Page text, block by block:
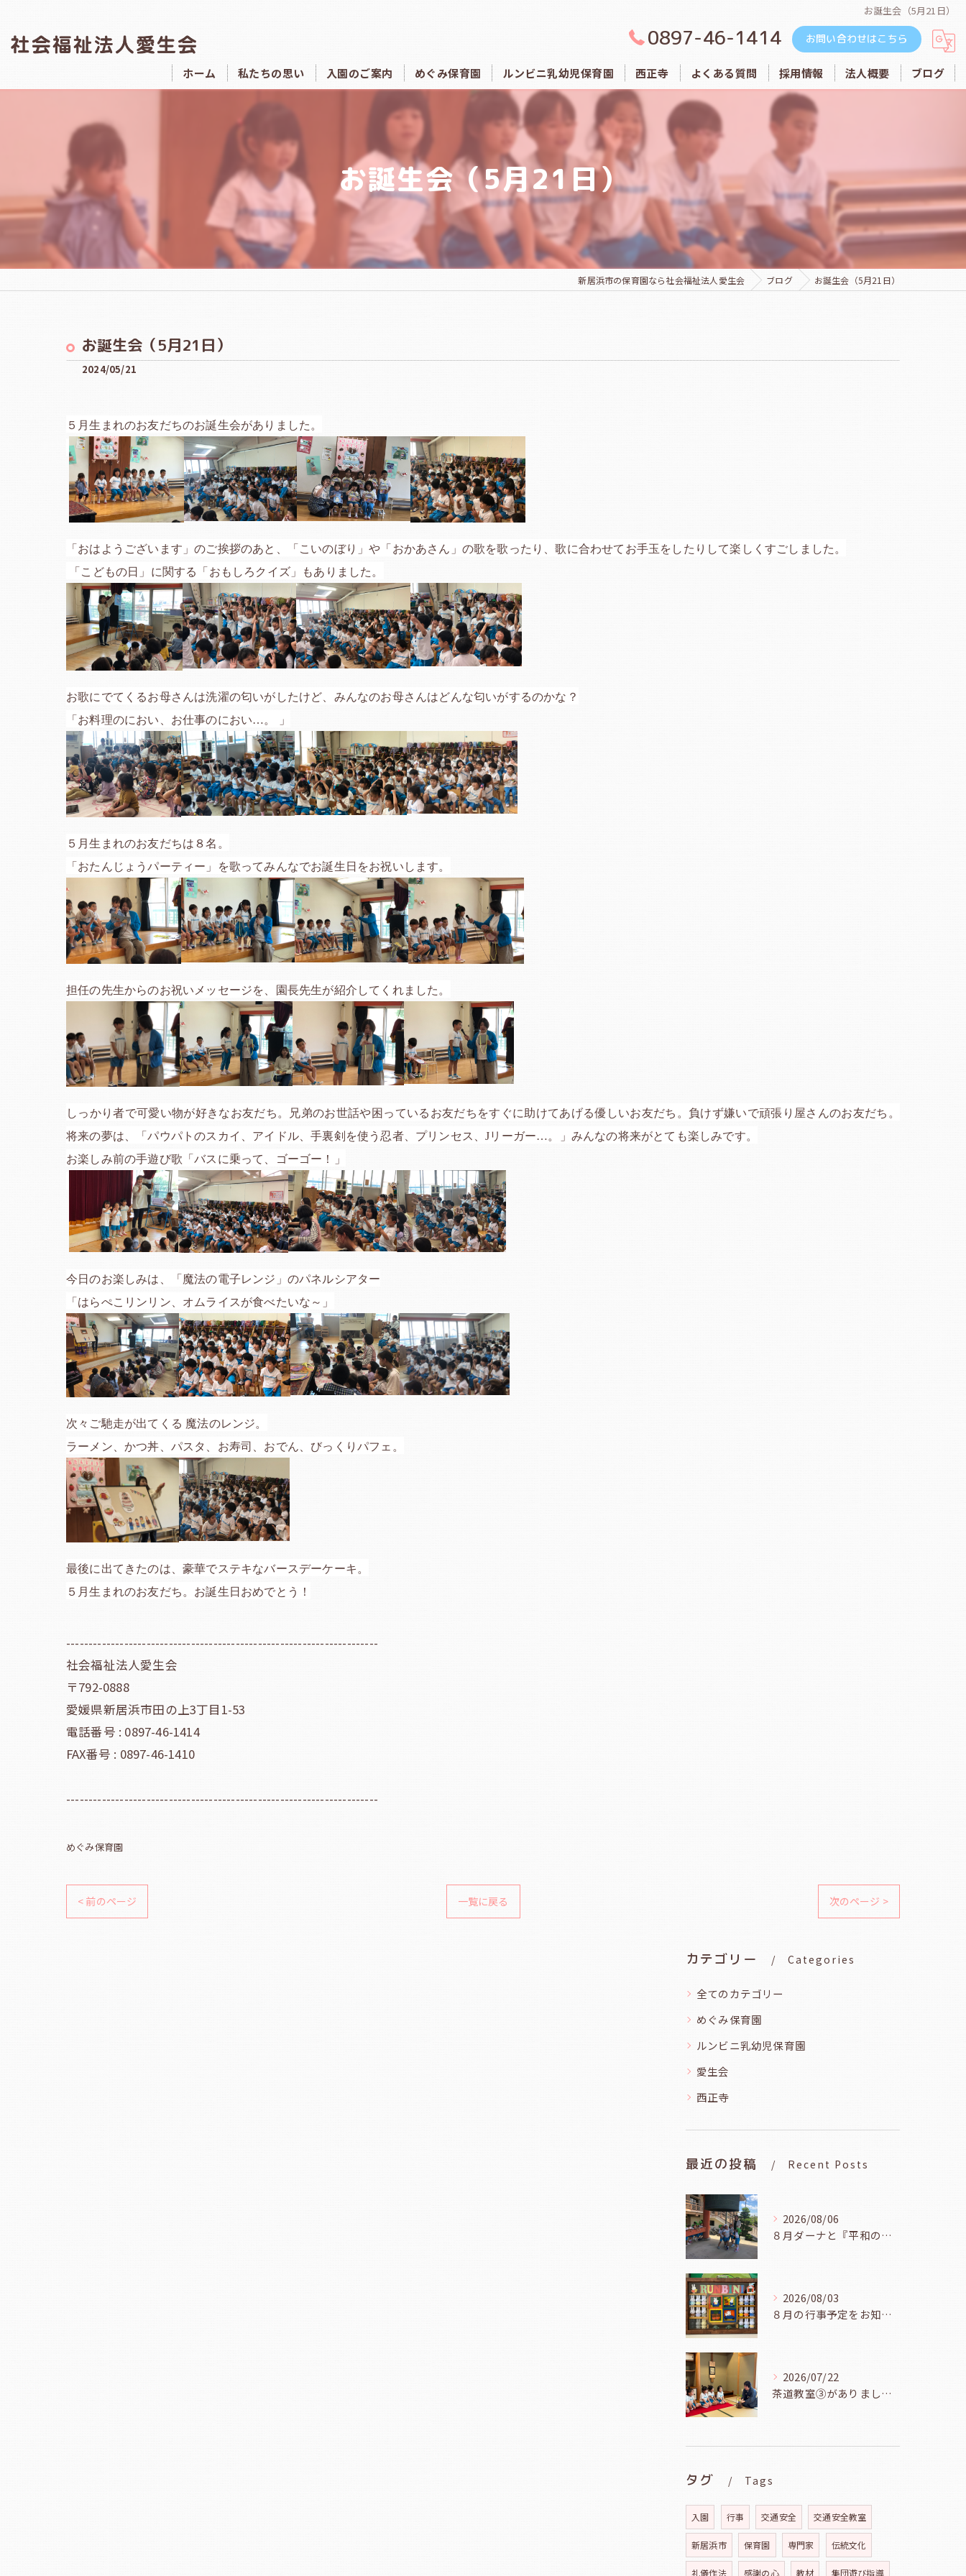
お誕生会（5月21日）
0897-46-1414 お問い合わせはこちら
ホーム 私たちの思い 入園のご案内 めぐみ保育園 ルンビニ乳幼児保育園 西正寺 よくある質問 採用情報 法人概要 ブログ
愛生会
西正寺
お誕生会（5月21日）
新居浜市の保育園なら社会福祉法人愛生会 ブログ お誕生会（5月21日）
お誕生会（5月21日）
2024/05/21
５月生まれのお友だちのお誕生会がありました。
「おはようございます」のご挨拶のあと、「こいのぼり」や「おかあさん」の歌を歌ったり、歌に合わせてお手玉をしたりして楽しくすごしました。
「こどもの日」に関する「おもしろクイズ」もありました。
お歌にでてくるお母さんは洗濯の匂いがしたけど、みんなのお母さんはどんな匂いがするのかな？
「お料理のにおい、お仕事のにおい…。
」
５月生まれのお友だちは８名。
「おたんじょうパーティー」を歌ってみんなでお誕生日をお祝いします。
担任の先生からのお祝いメッセージを、園長先生が紹介してくれました。
しっかり者で可愛い物が好きなお友だち。兄弟のお世話や困っているお友だちをすぐに助けてあげる優しいお友だち。負けず嫌いで頑張り屋さんのお友だち。
将来の夢は、「パウパトのスカイ、アイドル、手裏剣を使う忍者、プリンセス、Jリーガー…。」みんなの将来がとても楽しみです。
お楽しみ前の手遊び歌「バスに乗って、ゴーゴー！」
今日のお楽しみは、「魔法の電子レンジ」のパネルシアター
「はらぺこリンリン、オムライスが食べたいな～」
次々ご馳走が出てくる 魔法のレンジ。
ラーメン、かつ丼、パスタ、お寿司、おでん、びっくりパフェ。
最後に出てきたのは、豪華でステキなバースデーケーキ。
５月生まれのお友だち。お誕生日おめでとう！
----------------------------------------------------------------------
社会福祉法人愛生会
〒792-0888
愛媛県新居浜市田の上3丁目1-53
電話番号 : 0897-46-1414
FAX番号 : 0897-46-1410
----------------------------------------------------------------------
めぐみ保育園
< 前のページ 一覧に戻る 次のページ >
カテゴリー Categories
全てのカテゴリー
めぐみ保育園
ルンビニ乳幼児保育園
愛生会
西正寺
最近の投稿 Recent Posts
2026/08/06
８月ダーナと『平和の鐘を鳴らそう』（幼児組、８月６日）
2026/08/03
８月の行事予定をお知らせします
2026/07/22
茶道教室③がありました（年長児、７月２１日）
タグ Tags
入園 行事 交通安全 交通安全教室
新居浜市 保育園 専門家 伝統文化
礼儀作法 感謝の心 教材 集団遊び指導